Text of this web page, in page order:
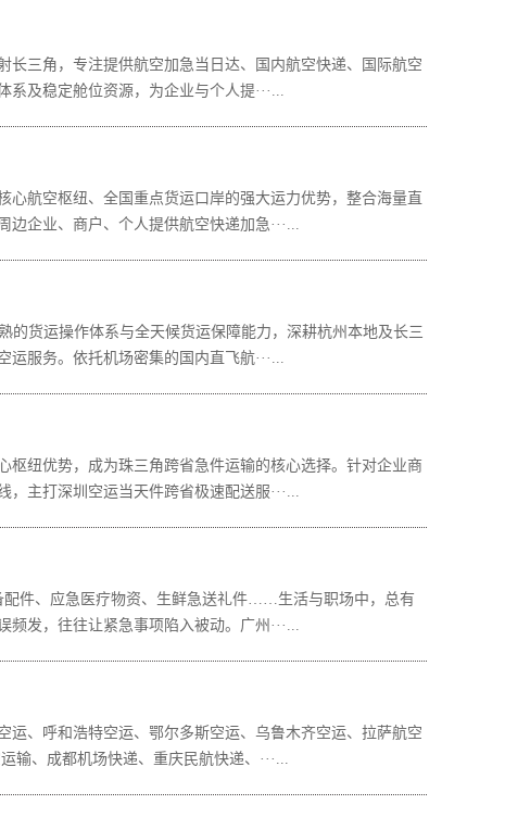
三角，专注提供航空加急当日达、国内航空快递、国际航空
及稳定舱位资源，为企业与个人提···...
航空枢纽、全国重点货运口岸的强大运力优势，整合海量直
企业、商户、个人提供航空快递加急···...
货运操作体系与全天候货运保障能力，深耕杭州本地及长三
服务。依托机场密集的国内直飞航···...
纽优势，成为珠三角跨省急件运输的核心选择。针对企业商
主打深圳空运当天件跨省极速配送服···...
件、应急医疗物资、生鲜急送礼件……生活与职场中，总有
发，往往让紧急事项陷入被动。广州···...
、呼和浩特空运、鄂尔多斯空运、乌鲁木齐空运、拉萨航空
输、成都机场快递、重庆民航快递、···...